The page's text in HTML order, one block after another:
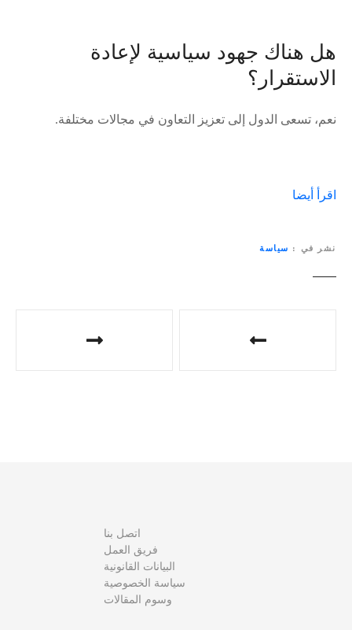
هل هناك جهود سياسية لإعادة
الاستقرار؟
نعم، تسعى الدول إلى تعزيز التعاون في مجالات مختلفة.
اقرأ أيضا
نشر في سياسة
اتصل بنا
فريق العمل
البيانات القانونية
سياسة الخصوصية
وسوم المقالات